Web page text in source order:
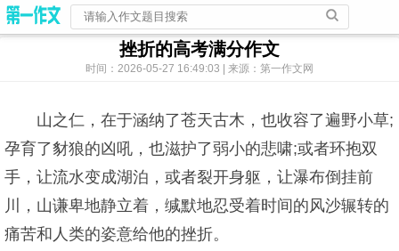
挫折的高考满分作文
时间：2026-05-27 16:49:03 | 来源：第一作文网
山之仁，在于涵纳了苍天古木，也收容了遍野小草;
孕育了豺狼的凶吼，也滋护了弱小的悲啸;或者环抱双
手，让流水变成湖泊，或者裂开身躯，让瀑布倒挂前
川，山谦卑地静立着，缄默地忍受着时间的风沙辗转的
痛苦和人类的姿意给他的挫折。